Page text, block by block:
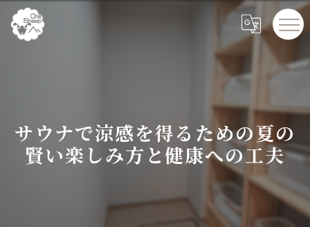
サウナで涼感を得るための夏の
賢い楽しみ方と健康への工夫